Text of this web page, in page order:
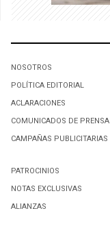
NOSOTROS
POLÍTICA EDITORIAL
ACLARACIONES
COMUNICADOS DE PRENSA
CAMPAÑAS PUBLICITARIAS
PATROCINIOS
NOTAS EXCLUSIVAS
ALIANZAS